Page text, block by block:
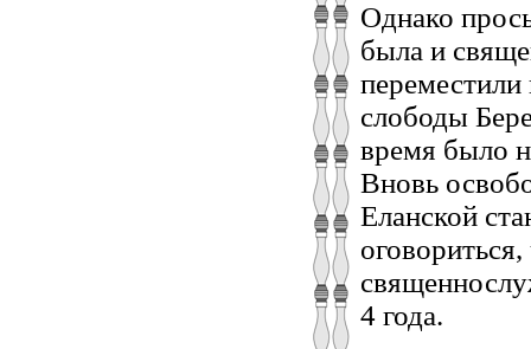
Однако
была и
слободы
время было
Вновь
Еланской
4 года.